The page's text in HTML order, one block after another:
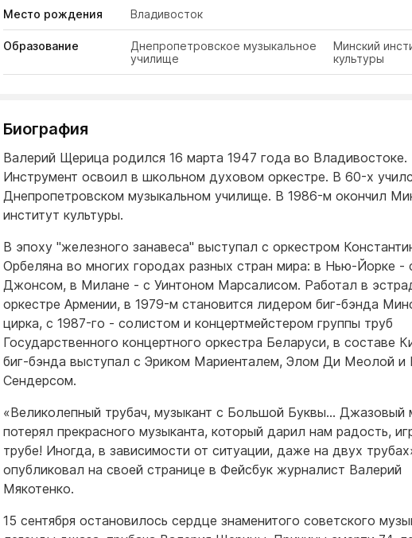
Место рождения Владивосток
Образование
Днепропетровское музыкальное
училище
Минский
культуры
Биография
Валерий Щерица родился 16 марта 1947 года во Владивостоке.
Инструмент освоил в школьном духовом оркестре. В 60-х
Днепропетровском музыкальном училище. В 1986-м окончил
институт культуры.
В эпоху "железного занавеса" выступал с оркестром
Орбеляна во многих городах разных стран мира: в Нью-Йорке -
Джонсом, в Милане - с Уинтоном Марсалисом. Работал в
оркестре Армении, в 1979-м становится лидером биг-бэнда
цирка, с 1987-го - солистом и концертмейстером группы труб
Государственного концертного оркестра Беларуси, в составе
биг-бэнда выступал с Эриком Мариенталем, Элом Ди Меолой и
Сендерсом.
«Великолепный трубач, музыкант с Большой Буквы… Джазовый
потерял прекрасного музыканта, который дарил нам радость,
трубе! Иногда, в зависимости от ситуации, даже на двух
опубликовал на своей странице в Фейсбук журналист Валерий
Мякотенко.
15 сентября остановилось сердце знаменитого советского